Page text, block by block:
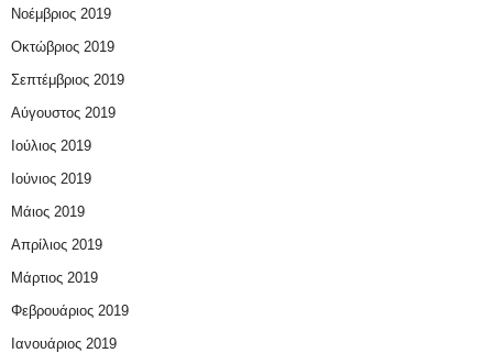
Νοέμβριος 2019
Οκτώβριος 2019
Σεπτέμβριος 2019
Αύγουστος 2019
Ιούλιος 2019
Ιούνιος 2019
Μάιος 2019
Απρίλιος 2019
Μάρτιος 2019
Φεβρουάριος 2019
Ιανουάριος 2019